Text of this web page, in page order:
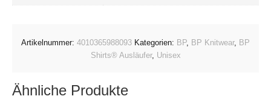
Artikelnummer: 4010365988093 Kategorien: BP, BP Knitwear, BP
Shirts® Ausläufer, Unisex
Ähnliche Produkte